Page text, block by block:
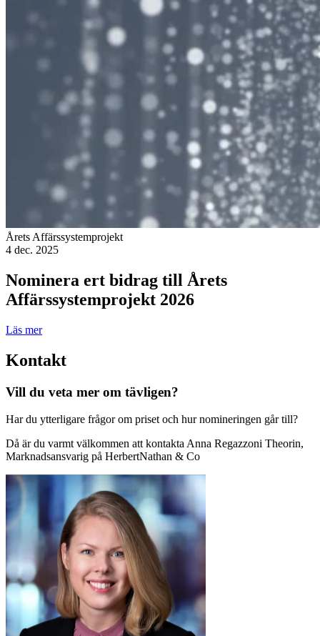
Årets Affärssystemprojekt
4 dec. 2025
Nominera ert bidrag till Årets
Affärssystemprojekt 2026
Läs mer
Kontakt
Vill du veta mer om tävligen?
Har du ytterligare frågor om priset och hur nomineringen går till?
Då är du varmt välkommen att kontakta Anna Regazzoni Theorin,
Marknadsansvarig på HerbertNathan & Co